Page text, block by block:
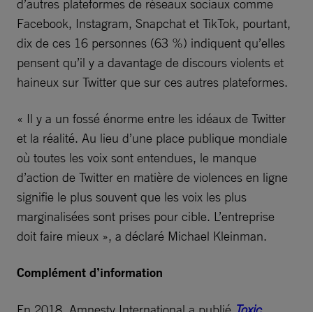
d’autres plateformes de réseaux sociaux comme
Facebook, Instagram, Snapchat et TikTok, pourtant,
dix de ces 16 personnes (63 %) indiquent qu’elles
pensent qu’il y a davantage de discours violents et
haineux sur Twitter que sur ces autres plateformes.
« Il y a un fossé énorme entre les idéaux de Twitter
et la réalité. Au lieu d’une place publique mondiale
où toutes les voix sont entendues, le manque
d’action de Twitter en matière de violences en ligne
signifie le plus souvent que les voix les plus
marginalisées sont prises pour cible. L’entreprise
doit faire mieux », a déclaré Michael Kleinman.
Complément d’information